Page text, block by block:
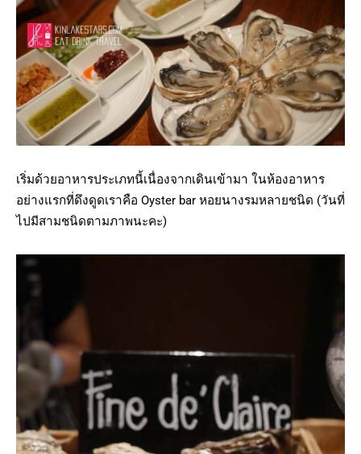
เริ่มด้วยอาหารประเภทนี้เนื่องจากเดินเข้ามา ในห้องอาหาร
อย่างแรกที่ดึงดูดเราคือ Oyster bar หอยนางรมหลายชนิด (วันที่
ไปมีสามชนิดตามภาพนะคะ)